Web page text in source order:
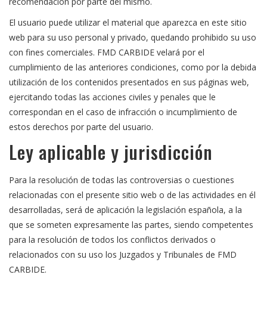
El usuario puede utilizar el material que aparezca en este sitio
web para su uso personal y privado, quedando prohibido su uso
con fines comerciales. FMD CARBIDE velará por el
cumplimiento de las anteriores condiciones, como por la debida
utilización de los contenidos presentados en sus páginas web,
ejercitando todas las acciones civiles y penales que le
correspondan en el caso de infracción o incumplimiento de
estos derechos por parte del usuario.
Ley aplicable y jurisdicción
Para la resolución de todas las controversias o cuestiones
relacionadas con el presente sitio web o de las actividades en él
desarrolladas, será de aplicación la legislación española, a la
que se someten expresamente las partes, siendo competentes
para la resolución de todos los conflictos derivados o
relacionados con su uso los Juzgados y Tribunales de FMD
CARBIDE.